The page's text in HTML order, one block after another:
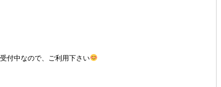
付中なので、ご利用下さい